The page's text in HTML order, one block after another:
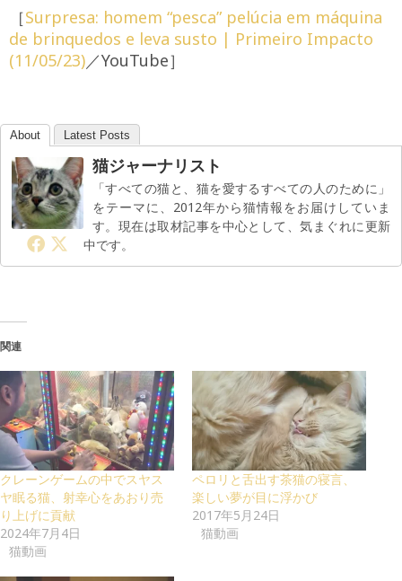
［Surpresa: homem “pesca” pelúcia em máquina
de brinquedos e leva susto | Primeiro Impacto
(11/05/23)／YouTube］
About Latest Posts
猫ジャーナリスト
「すべての猫と、猫を愛するすべての人のために」
をテーマに、2012年から猫情報をお届けしていま
す。現在は取材記事を中心として、気まぐれに更新
中です。
関連
クレーンゲームの中でスヤス
ヤ眠る猫、射幸心をあおり売
り上げに貢献
2024年7月4日
猫動画
ペロリと舌出す茶猫の寝言、
楽しい夢が目に浮かび
2017年5月24日
猫動画